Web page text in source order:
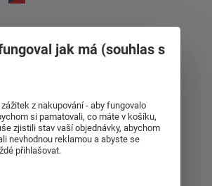
jak má (souhlas s
z nakupování - aby fungovalo
si pamatovali, co máte v košíku,
zjistili stav vaší objednávky, abychom
nevhodnou reklamou a abyste se
přihlašovat.